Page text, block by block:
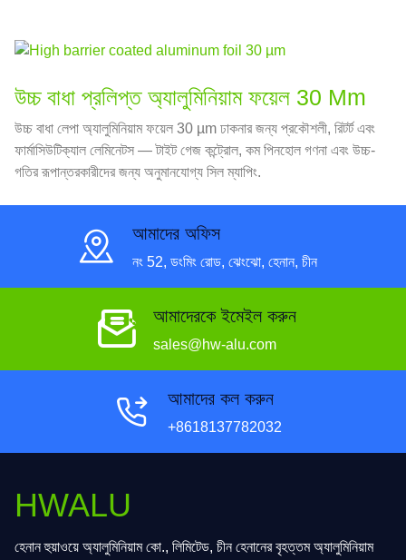
উচ্চ বাধা প্রলিপ্ত অ্যালুমিনিয়াম ফয়েল 30 Μm
উচ্চ বাধা লেপা অ্যালুমিনিয়াম ফয়েল 30 µm ঢাকনার জন্য প্রকৌশলী, রিটর্ট এবং
ফার্মাসিউটিক্যাল লেমিনেটস — টাইট গেজ কন্ট্রোল, কম পিনহোল গণনা এবং উচ্চ-
গতির রূপান্তরকারীদের জন্য অনুমানযোগ্য সিল ম্যাপিং.
আমাদের অফিস
নং 52, ডংমিং রোড, ঝেংঝো, হেনান, চীন
আমাদেরকে ইমেইল করুন
sales@hw-alu.com
আমাদের কল করুন
+8618137782032
HWALU
হেনান হুয়াওয়ে অ্যালুমিনিয়াম কো., লিমিটেড, চীন হেনানের বৃহত্তম অ্যালুমিনিয়াম